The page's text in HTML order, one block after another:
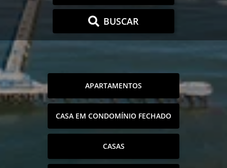
BUSCAR
APARTAMENTOS
CASA EM CONDOMÍNIO FECHADO
CASAS